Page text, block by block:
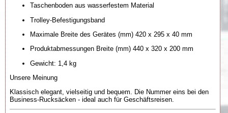
Taschenboden aus wasserfestem Material
Trolley-Befestigungsband
Maximale Breite des Gerätes (mm) 420 x 295 x 40 mm
Produktabmessungen Breite (mm) 440 x 320 x 200 mm
Gewicht: 1,4 kg
Unsere Meinung
Klassisch elegant, vielseitig und bequem. Die Nummer eins bei den
Business-Rucksäcken - ideal auch für Geschäftsreisen.